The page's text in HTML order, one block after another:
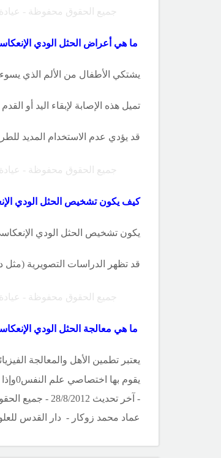
جميع الحقوق محفوظة -
ما هي أعراض الحثل الودي
يشتكي الأطفال من الألم الذي
تميل هذه الإصابة لإبقاء اليد أو
قد يؤدي عدم الاستخدام المديد
جميع الحقوق محفوظة -
كيف يكون تشخيص الحثل الودي
يكون تشخيص الحثل الودي
قد تظهر الدراسات التصويرية (مثل
جميع الحقوق محفوظة -
ما هي معالجة الحثل الودي
يقوم بها اختصاصي علم النفس0وإذا فشلت هذه الطرق فيمكن أن يؤخذ العلاج عن طريق الحصار الودي
- آخر تحديث 28/8/2012 - جميع الحقوق محفوظة - عيادة طب الأطفال Copyright ©childclinic.net. مصدر المعلومات :
عماد محمد زوكار - دار القدس